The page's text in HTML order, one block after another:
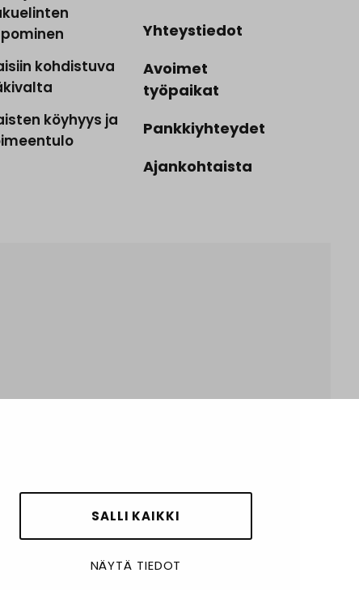
SALLI KAIKKI
NÄYTÄ TIEDOT
kohdistuva
köyhyys ja
Yhteystiedot
Avoimet
työpaikat
Pankkiyhteydet
Ajankohtaista